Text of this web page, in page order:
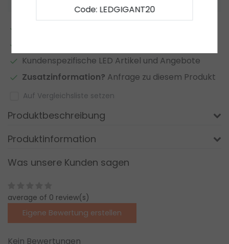
Kundenspezifische LED Artikel und Angebote
Zusatzinformation? Anfrage zu diesem Produkt
Auf Vergleichsliste setzen
Produktbeschreibung
Produktinformation
Was unsere Kunden sagen
average of 0 review(s)
Eigene Bewertung erstellen
Kein Bewertungen
Code: LEDGIGANT20